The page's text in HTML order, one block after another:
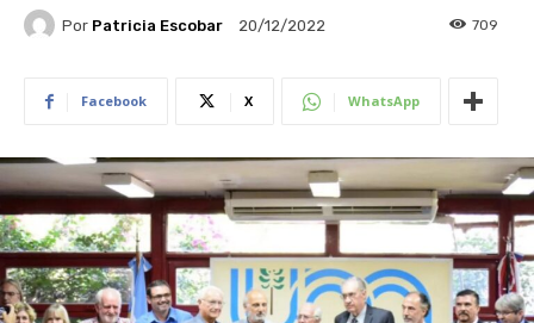
Por Patricia Escobar 20/12/2022 709
Facebook X WhatsApp